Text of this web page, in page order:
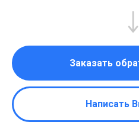
Заказать
Написать